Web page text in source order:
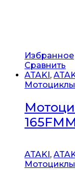
Избранное
Сравнить
ATAKI ,
Мотоциклы
ATAKI,
Мотоциклы